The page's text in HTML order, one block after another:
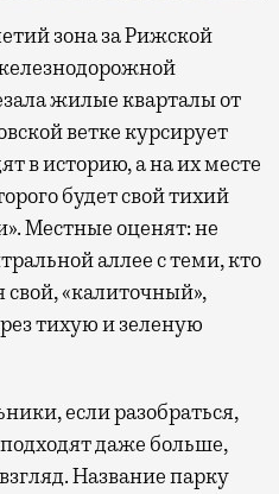
зона за Рижской
жилые кварталы от
ветке курсирует
в историю, а на их месте
будет свой тихий
Местные оценят: не
аллее с теми, кто
свой, «калиточный»,
тихую и зеленую
если разобраться,
даже больше,
Название парку